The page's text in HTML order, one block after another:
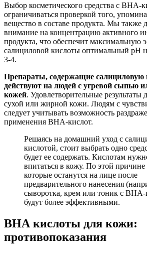
Выбор косметического средства с BHA-
ограничиваться проверкой того,
вещество в составе продукта. Мы также
внимание на концентрацию активного
продукта, что обеспечит максимальную
салициловой кислоты оптимальный рН
3-4.
Препараты, содержащие салициловую
действуют на людей с угревой сыпью
кожей. Удовлетворительные результаты
сухой или жирной кожи. Людям с
следует учитывать возможность
применения ВНА-кислот.
Решаясь на домашний уход с
кислотой, стоит выбрать одно
будет ее содержать. Кислотам
впитаться в кожу. По этой причине
которые останутся на лице после
предварительного нанесения
сыворотка, крем или тоник с BHA-
будут более эффективными.
ВНА кислоты для кожи:
противопоказания